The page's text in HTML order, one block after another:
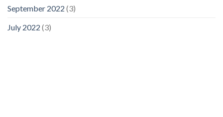
September 2022 (3)
July 2022 (3)